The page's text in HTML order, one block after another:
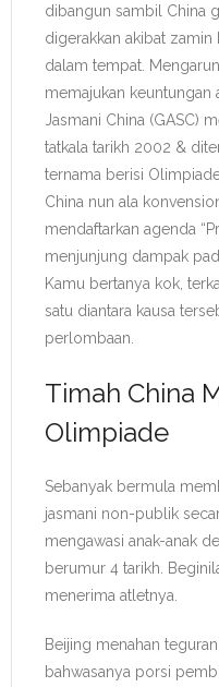
dibangun sambil China
digerakkan akibat
dalam tempat.
memajukan keuntungan
Jasmani China (GASC)
tatkala tarikh 2002 &
ternama berisi
China nun ala
mendaftarkan agenda
menjunjung dampak
Kamu bertanya kok,
satu diantara kausa
perlombaan.
Timah China
Olimpiade
Sebanyak bermula
jasmani non-publik
mengawasi anak-anak
berumur 4 tarikh.
menerima atletnya.
Beijing menahan
bahwasanya porsi